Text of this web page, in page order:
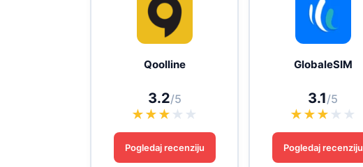
Qoolline
3.2/5
★★★ ★ ★
Pogledaj recenziju
GlobaleSIM
3.1/5
★★★ ★ ★
Pogledaj recenziju